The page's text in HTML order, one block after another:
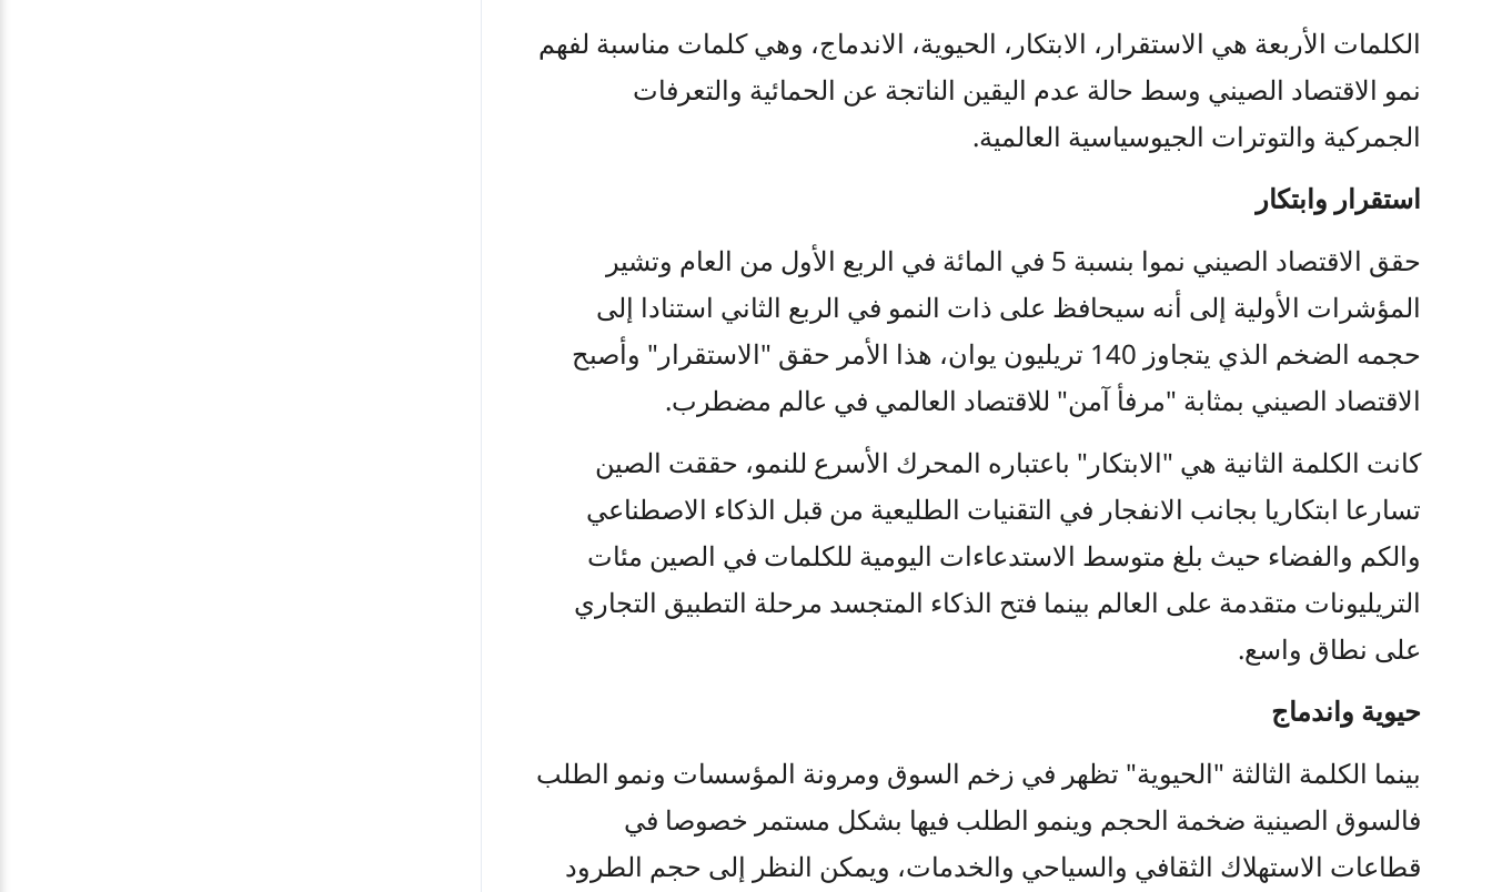
الكلمات الأربعة هي الاستقرار، الابتكار، الحيوية، الاندماج، وهي كلمات مناسبة لفهم
نمو الاقتصاد الصيني وسط حالة عدم اليقين الناتجة عن الحمائية والتعرفات
الجمركية والتوترات الجيوسياسية العالمية.
استقرار وابتكار
حقق الاقتصاد الصيني نموا بنسبة 5 في المائة في الربع الأول من العام وتشير
المؤشرات الأولية إلى أنه سيحافظ على ذات النمو في الربع الثاني استنادا إلى
حجمه الضخم الذي يتجاوز 140 تريليون يوان، هذا الأمر حقق "الاستقرار" وأصبح
الاقتصاد الصيني بمثابة "مرفأ آمن" للاقتصاد العالمي في عالم مضطرب.
كانت الكلمة الثانية هي "الابتكار" باعتباره المحرك الأسرع للنمو، حققت الصين
تسارعا ابتكاريا بجانب الانفجار في التقنيات الطليعية من قبل الذكاء الاصطناعي
والكم والفضاء حيث بلغ متوسط الاستدعاءات اليومية للكلمات في الصين مئات
التريليونات متقدمة على العالم بينما فتح الذكاء المتجسد مرحلة التطبيق التجاري
على نطاق واسع.
حيوية واندماج
بينما الكلمة الثالثة "الحيوية" تظهر في زخم السوق ومرونة المؤسسات ونمو الطلب
فالسوق الصينية ضخمة الحجم وينمو الطلب فيها بشكل مستمر خصوصا في
قطاعات الاستهلاك الثقافي والسياحي والخدمات، ويمكن النظر إلى حجم الطرود